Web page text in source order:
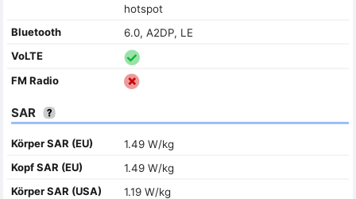
hotspot
Bluetooth
6.0, A2DP, LE
VoLTE
FM Radio
SAR
Körper SAR (EU)
1.49 W/kg
Kopf SAR (EU)
1.49 W/kg
Körper SAR (USA)
1.19 W/kg